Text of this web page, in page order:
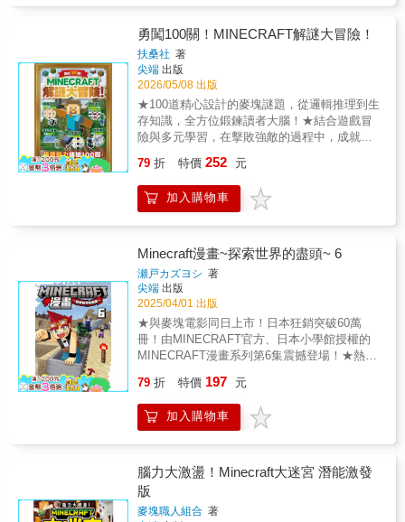
戰：建築工程之獨棟質感住宅全圖解別再屈就
於陰暗、只能用來睡覺的洞窟據點了！建築工
程篇帶你從 9x13 格的鵝卵石地基開始，一步步
拉出原木柱子、搭建金字塔型牆面，再教你用
反向階梯做出時尚凸窗，甚至加裝踏上去門就
會自行開啟的壓力板自動門。從零開始蓋出一
棟能讓心靈放鬆、生活品質大大升級的質感奢
華家園。 頼鼋 最新版本追蹤：重大改版「小鬼
當家」與「混沌立方」全新進化本書特地針對
徹底解析所有生物的全新娃娃感幼年型態，以
及能將動物維持在更可愛樣貌的「金蒲公
英」。更揭開久違的地下全新生態域「硫磺洞
窟」，從硃砂方塊、硃砂浮雕等新建築材料，
到可以用鐵桶撈著走、能隨意塞入方塊展示的
白色友好生物「硫磺立方怪」，帶你站在科技
最前線直接體驗最新世界！ 趕快開箱這本攻略
百寶箱，裡面除了詳盡的基礎教學，更收錄了
免搭建伺服器、一鍵就能與朋友同樂的 Java 版
最新好友聯網指令與疑難排解！從此不管是想
要用刷子考古發掘嗅探獸蛋，還是想要穿上最
強的獄髓裝備橫渡熔岩海，只要帶上這本最新
版大百科，你就能在大冒險與戰鬥中大顯身
手，成為讓朋友們羨慕不已的頂尖麥塊之神！
時刻，那個男人——父親伊可終於現身！
在這片灼熱的土地上，他們不僅要面對強大的
敵人，還將揭開更多關於尼克父親的謎團！
漫畫延續了遊戲的經典元素，忠實還原地
形、角色與道具細節，同時加入大量趣味遊戲
梗。讀者不僅能在劇情中感受冒險的熱血，還
能學習到實用的製作教學和遊戲技巧，即使從
未玩過MINECRAFT，也能樂在其中！
【第5集亮點】 地獄探險開啟：灼熱的藍色
火焰、狂暴的山羊，地獄世界危機四伏！
一行人該如何應對？ 爆笑情節升級：從紫
水晶挖掘到馴服山羊，趣味橋段讓人捧腹大
笑！ 劇情深度提升：追尋父親背影的旅
帶來一場既熟悉又全新的麥塊冒險，無論是
MINECRAFT迷還是新讀者，都能從中找到屬
於自己的樂趣與感動！
勇闖100關！MINECRAFT解謎大冒險！
扶桑社 著
尖端 出版
2026/05/08 出版
★100道精心設計的麥塊謎題，從邏輯推理到生
存知識，全方位鍛鍊讀者大腦！★結合遊戲冒
險與多元學習，在擊敗強敵的過程中，成就最
家設計的解謎冒險書，內容同時適用於基岩版
與Java版 。讀者在書中將化身為拯救世界的勇
者，肩負起打倒終界龍與凋零怪的重要使命 。
險」、「勇闖地獄」，最終迎接「打倒終界
龍」的終極對決 。書中收錄了100道難度各異
的謎題，讓玩家在擬真的遊戲情境中，邊玩邊
學，為決戰做好充分準備 。【特色深入分析】
這本書不只是單純的猜謎，它將《Minecraft》
的遊戲機制與多種智力開發題型深度結合：◎
多元化題型設計： 包含邏輯推理（如觀察工作
台合成規則推斷材料 ）、空間觀察（如從拼圖
碎片還原房間 ）、數學與暗號（如九宮格填數
後會出現殭屍或終界龍等怪物的身影 。◎生存
知識融入： 謎題內容緊扣遊戲核心，例如利用
「哺乳類動物」習性走出迷宮 、在沙漠中尋找
村莊的策略布局 。◎攻略小知識補充： 每個單
元都附有「攻略小知識」，提供豐富的遊戲資
訊，如粉紅色綿羊的稀有機率 、避開終界使者
79 折 特價 252 元
加入購物車
Minecraft漫畫~探索世界的盡頭~ 6
瀬戸カズヨシ 著
尖端 出版
2025/04/01 出版
★與麥塊電影同日上市！日本狂銷突破60萬
冊！由MINECRAFT官方、日本小學館授權的
MINECRAFT漫畫系列第6集震撼登場！ ★熱血
鬥，帶你進入更深的麥塊世界！ 本作是一
部結合MINECRAFT遊戲特色與日式熱血冒險
的絕佳漫畫。主角「尼克」與冷靜理智的前人
見各式各樣的新角色：超有個性的雞騎士、豪
爽的建築師、夢想破滅的冒險家……每一次相
遇都將帶來意想不到的故事與感動！ 漫畫
延續了遊戲的經典元素，忠實還原地形、角色
79 折 特價 197 元
加入購物車
腦力大激盪！Minecraft大迷宮 潛能激發
版
麥塊職人組合 著